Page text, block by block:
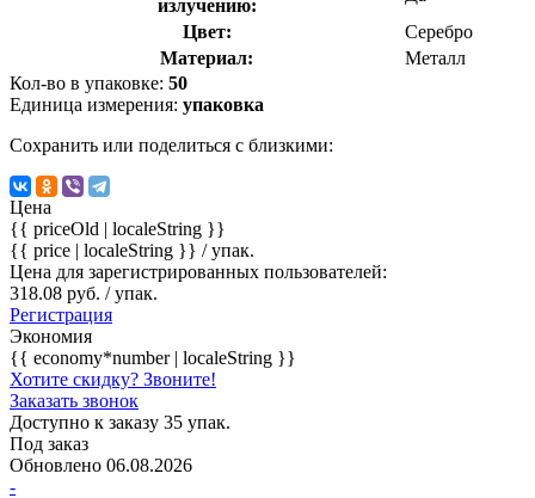
излучению:
Цвет:
Серебро
Материал:
Металл
Кол-во в упаковке: 50
Единица измерения: упаковка
Сохранить или поделиться с близкими:
Цена
{{ priceOld | localeString }}
{{ price | localeString }} / упак.
Цена для зарегистрированных пользователей:
318.08 руб. / упак.
Регистрация
Экономия
{{ economy*number | localeString }}
Хотите скидку? Звоните!
Заказать звонок
Доступно к заказу 35 упак.
Под заказ
Обновлено 06.08.2026
-